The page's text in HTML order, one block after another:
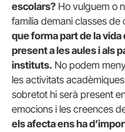
escolars? Ho vulguem o
família demani classes de
que forma part de la
present a les aules i als
instituts. No podem
les activitats
sobretot hi serà present
emocions i les creences
els afecta ens ha